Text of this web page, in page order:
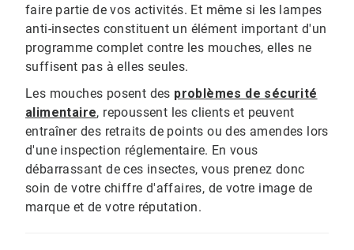
faire partie de vos activités. Et même si les lampes
anti-insectes constituent un élément important d'un
programme complet contre les mouches, elles ne
suffisent pas à elles seules.
Les mouches posent des problèmes de sécurité
alimentaire, repoussent les clients et peuvent
entraîner des retraits de points ou des amendes lors
d'une inspection réglementaire. En vous
débarrassant de ces insectes, vous prenez donc
soin de votre chiffre d'affaires, de votre image de
marque et de votre réputation.